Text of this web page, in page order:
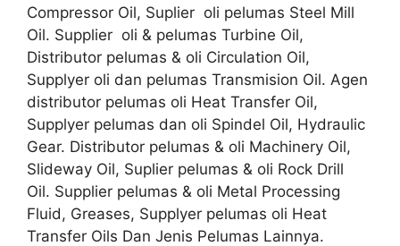
Compressor Oil, Suplier oli pelumas Steel Mill
Oil. Supplier oli & pelumas Turbine Oil,
Distributor pelumas & oli Circulation Oil,
Supplyer oli dan pelumas Transmision Oil. Agen
distributor pelumas oli Heat Transfer Oil,
Supplyer pelumas dan oli Spindel Oil, Hydraulic
Gear. Distributor pelumas & oli Machinery Oil,
Slideway Oil, Suplier pelumas & oli Rock Drill
Oil. Supplier pelumas & oli Metal Processing
Fluid, Greases, Supplyer pelumas oli Heat
Transfer Oils Dan Jenis Pelumas Lainnya.